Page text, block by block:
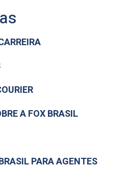
A FOX BRASIL
PARA AGENTES